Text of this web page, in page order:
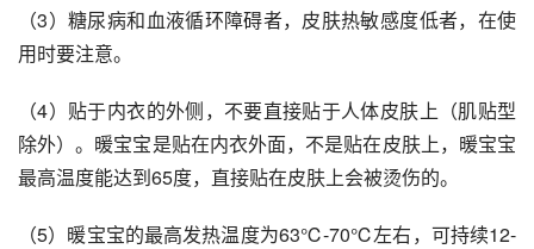
（3）糖尿病和血液循环障碍者，皮肤热敏感度低者，在使
用时要注意。
（4）贴于内衣的外侧，不要直接贴于人体皮肤上（肌贴型
除外）。暖宝宝是贴在内衣外面，不是贴在皮肤上，暖宝宝
最高温度能达到65度，直接贴在皮肤上会被烫伤的。
（5）暖宝宝的最高发热温度为63℃-70℃左右，可持续12-